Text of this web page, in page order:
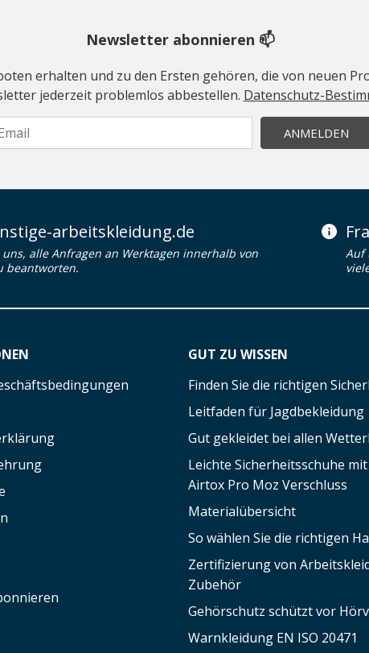
Newsletter abonnieren 📫
erhalten und zu den Ersten gehören, die von neuen
jederzeit problemlos abbestellen. Datenschutz-
ANMELDEN
arbeitskleidung.de
alle Anfragen an Werktagen innerhalb von
beantworten.
Auf
GUT ZU WISSEN
Finden Sie die richtigen
Leitfaden für Jagdbekleidung
Gut gekleidet bei allen
Leichte Sicherheitsschuhe
Airtox Pro Moz Verschluss
Materialübersicht
So wählen Sie die richtigen
Zertifizierung von
Zubehör
Gehörschutz schützt vor
Warnkleidung EN ISO 20471